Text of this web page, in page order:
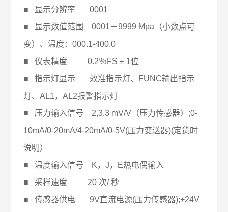
■ 显示分辨率 0001
■ 显示数值范围 0001－9999 Mpa（小数点可
变）、温度：000.1-400.0
■ 仪表精度 0.2％FS ± 1位
■ 指示灯显示 效准指示灯、FUNC输出指示
灯、AL1，AL2报警指示灯
■ 压力输入信号 2,3.3 mV/V（压力传感器）;0-
10mA/0-20mA/4-20mA/0-5V(压力变送器)(定货时
说明）
■ 温度输入信号 K，J，E热电偶输入
■ 采样速度 20 次/ 秒
■ 传感器供电 9V直流电源(压力传感器);+24V